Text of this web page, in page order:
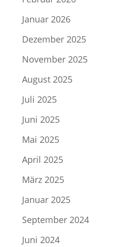
Januar 2026
Dezember 2025
November 2025
August 2025
Juli 2025
Juni 2025
Mai 2025
April 2025
März 2025
Januar 2025
September 2024
Juni 2024